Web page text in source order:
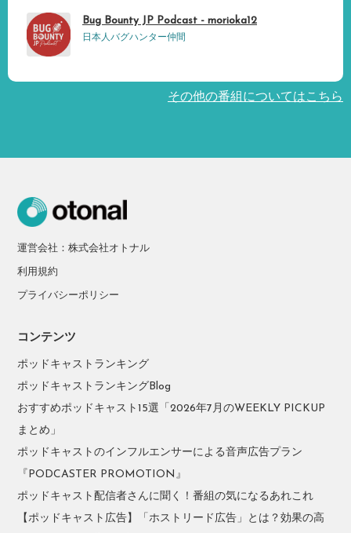
Bug Bounty JP Podcast - morioka12
日本人バグハンター仲間
その他の番組についてはこちら
運営会社：株式会社オトナル
利用規約
プライバシーポリシー
コンテンツ
ポッドキャストランキング
ポッドキャストランキングBlog
おすすめポッドキャスト15選「2026年7月のWEEKLY PICKUP
まとめ」
ポッドキャストのインフルエンサーによる音声広告プラン
『PODCASTER PROMOTION』
ポッドキャスト配信者さんに聞く！番組の気になるあれこれ
【ポッドキャスト広告】「ホストリード広告」とは？効果の高